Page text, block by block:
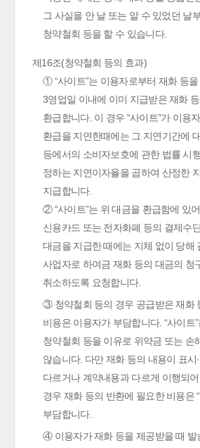
그 사실을 안 날 또는 알 수 있었던 날
청약철회 등을 할 수 있습니다.
제16조(청약철회 등의 효과)
① “사이트”는 이용자로부터 재화 등
3영업일 이내에 이미 지급받은 재화
환급합니다. 이 경우 “사이트”가 이용
환급을 지연한때에는 그 지연기간에
등에서의 소비자보호에 관한 법률 시
정하는 지연이자율을 곱하여 산정한
지급합니다.
② “사이트”는 위 대금을 환급함에 있
신용카드 또는 전자화폐 등의 결제수
대금을 지급한 때에는 지체 없이 당해
사업자로 하여금 재화 등의 대금의 청
취소하도록 요청합니다.
③ 청약철회 등의 경우 공급받은 재화
비용은 이용자가 부담합니다. “사이트
청약철회 등을 이유로 위약금 또는 손
않습니다. 다만 재화 등의 내용이 표시
다르거나 계약내용과 다르게 이행되
경우 재화 등의 반환에 필요한 비용은
부담합니다.
④ 이용자가 재화 등을 제공받을 때 발